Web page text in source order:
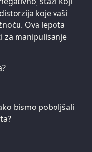
koje vaši
Ova lepota
za manipulisanje
bismo poboljšali